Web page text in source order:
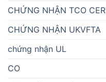
CHỨNG NHẬN TCO
CHỨNG NHẬN UKVFTA
chứng nhận UL
CO